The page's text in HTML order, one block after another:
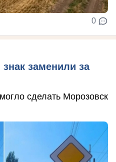
0
заменили за
сделать Морозовск